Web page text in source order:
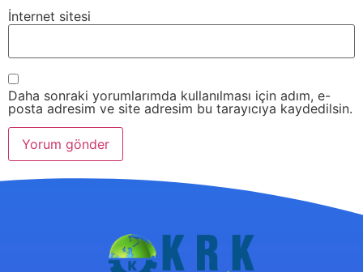
İnternet sitesi
Daha sonraki yorumlarımda kullanılması için adım, e-
posta adresim ve site adresim bu tarayıcıya kaydedilsin.